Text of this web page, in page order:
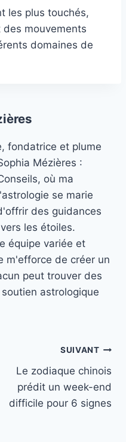
les plus touchés,
mouvements
domaines de
fondatrice et plume
Mézières :
où ma
se marie
des guidances
les étoiles.
équipe variée et
m'efforce de créer un
peut trouver des
astrologique
SUIVANT
Le zodiaque chinois
prédit un week-end
difficile pour 6 signes